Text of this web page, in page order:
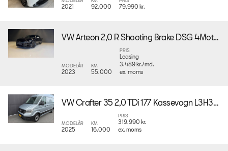
2021 92.000 79.990 kr.
VW Arteon 2,0 R Shooting Brake DSG 4Motion
MODELÅR
2023
KM
55.000
PRIS
Leasing
3.489 kr./md.
ex. moms
MODELÅR
2025
KM
16.000
PRIS
319.990 kr.
ex. moms